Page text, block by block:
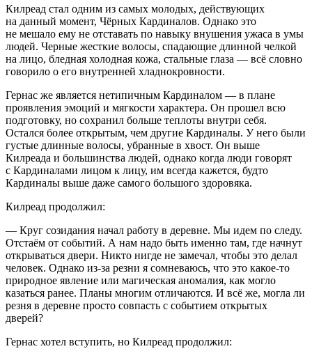
Килреад стал одним из самых молодых, действующих
на данный момент, Чёрных Кардиналов. Однако это
не мешало ему не отставать по навыку внушения ужаса в умы
людей. Черные жесткие волосы, спадающие длинной челкой
на лицо, бледная холодная кожа, стальные глаза — всё словно
говорило о его внутренней хладнокровности.
Гернас же является нетипичным Кардиналом — в плане
проявления эмоций и мягкости характера. Он прошел всю
подготовку, но сохранил больше теплоты внутри себя.
Остался более открытым, чем другие Кардиналы. У него были
густые длинные волосы, убранные в хвост. Он выше
Килреада и большинства людей, однако когда люди говорят
с Кардиналами лицом к лицу, им всегда кажется, будто
Кардиналы выше даже самого большого здоровяка.
Килреад продолжил:
— Круг созидания начал работу в деревне. Мы идем по следу.
Отстаём от событий. А нам надо быть именно там, где начнут
открываться двери. Никто нигде не замечал, чтобы это делал
человек. Однако из-за резни я сомневаюсь, что это какое-то
природное явление или магическая аномалия, как могло
казаться ранее. Планы многим отличаются. И всё же, могла ли
резня в деревне просто совпасть с событием открытых
дверей?
Гернас хотел вступить, но Килреад продолжил: